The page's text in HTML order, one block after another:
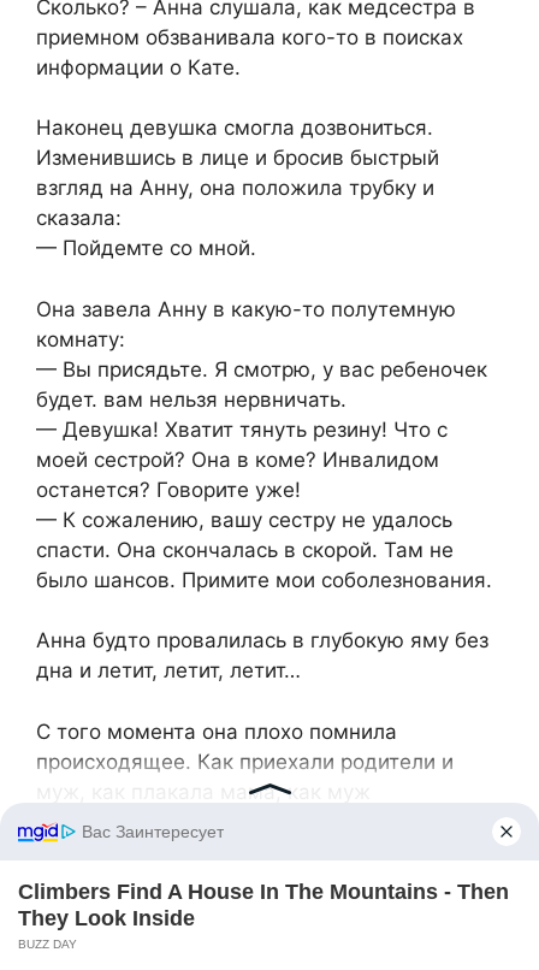
Сколько? – Анна слушала, как медсестра в
приемном обзванивала кого-то в поисках
информации о Кате.
Наконец девушка смогла дозвониться.
Изменившись в лице и бросив быстрый
взгляд на Анну, она положила трубку и
сказала:
— Пойдемте со мной.
Она завела Анну в какую-то полутемную
комнату:
— Вы присядьте. Я смотрю, у вас ребеночек
будет. вам нельзя нервничать.
— Девушка! Хватит тянуть резину! Что с
моей сестрой? Она в коме? Инвалидом
останется? Говорите уже!
— К сожалению, вашу сестру не удалось
спасти. Она скончалась в скорой. Там не
было шансов. Примите мои соболезнования.
Анна будто провалилась в глубокую яму без
дна и летит, летит, летит…
С того момента она плохо помнила
происходящее. Как приехали родители и
муж, как плакала мама, как муж
предупредил, что отвезет дочек к своим
помощь с похоронами.
Оказалось, потерять сестру, едва обретя ее,